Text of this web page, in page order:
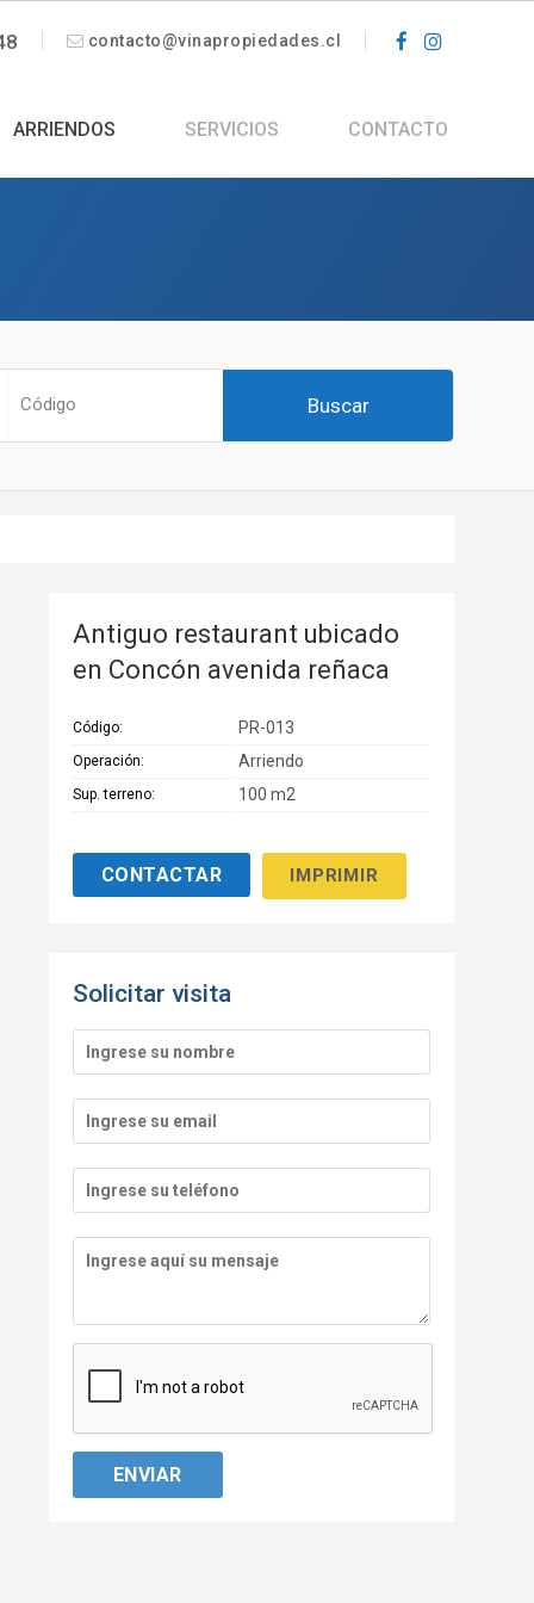
contacto@vinapropiedades.cl
ARRIENDOS SERVICIOS CONTACTO
Antiguo restaurant ubicado
en Concón avenida reñaca
Código: PR-013
Operación: Arriendo
Sup. terreno: 100 m2
IMPRIMIR
Solicitar visita